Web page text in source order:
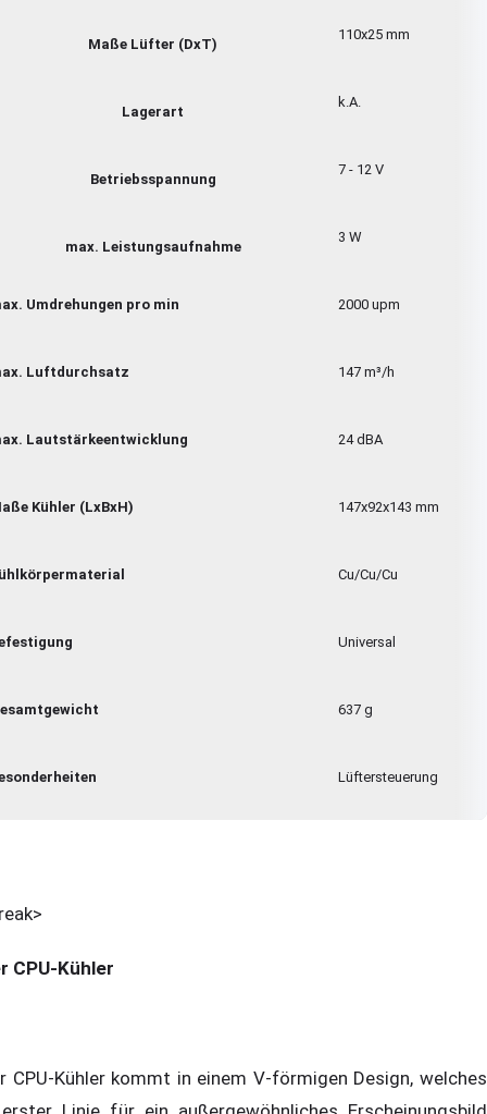
Maße Lüfter (DxT)
110x25 mm
Lagerart
k.A.
Betriebsspannung
7 - 12 V
max. Leistungsaufnahme
3 W
Umdrehungen pro min 2000 upm
Luftdurchsatz 147 m³/h
Lautstärkeentwicklung 24 dBA
Kühler (LxBxH) 147x92x143 mm
Cu/Cu/Cu
Universal
637 g
Lüftersteuerung
CPU-Kühler
CPU-Kühler kommt in einem V-förmigen Design, welches